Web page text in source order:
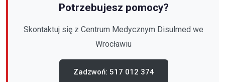
Potrzebujesz pomocy?
Skontaktuj się z Centrum Medycznym Disulmed we
Wrocławiu
Zadzwoń: 517 012 374